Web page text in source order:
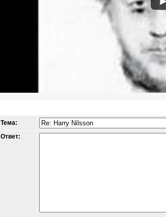
Тема:
Ответ: